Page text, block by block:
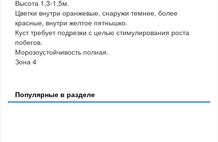
Высота 1,3-1,5м.
Цветки внутри оранжевые, снаружи темнее, более
красные, внутри желтое пятнышко.
Куст требует подрезки с целью стимулирования роста
побегов.
Морозоустойчивость полная.
Зона 4
Популярные в разделе